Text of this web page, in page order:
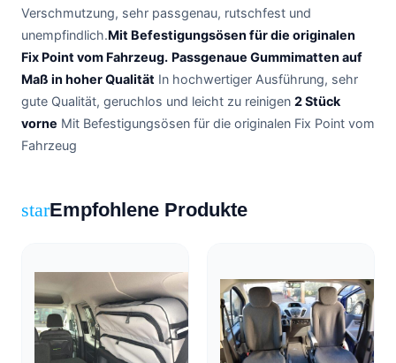
Verschmutzung, sehr passgenau, rutschfest und
unempfindlich.Mit Befestigungsösen für die originalen
Fix Point vom Fahrzeug. Passgenaue Gummimatten auf
Maß in hoher Qualität In hochwertiger Ausführung, sehr
gute Qualität, geruchlos und leicht zu reinigen 2 Stück
vorne Mit Befestigungsösen für die originalen Fix Point vom
Fahrzeug
starEmpfohlene Produkte